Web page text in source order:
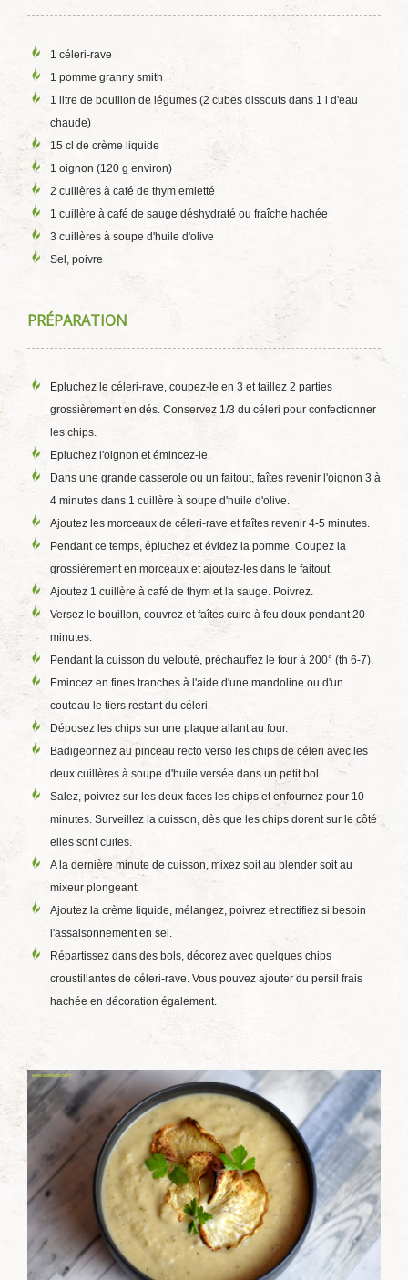
1 céleri-rave
1 pomme granny smith
1 litre de bouillon de légumes (2 cubes dissouts dans 1 l d'eau
chaude)
15 cl de crème liquide
1 oignon (120 g environ)
2 cuillères à café de thym emietté
1 cuillère à café de sauge déshydraté ou fraîche hachée
3 cuillères à soupe d'huile d'olive
Sel, poivre
PRÉPARATION
Epluchez le céleri-rave, coupez-le en 3 et taillez 2 parties
grossièrement en dés. Conservez 1/3 du céleri pour confectionner
les chips.
Epluchez l'oignon et émincez-le.
Dans une grande casserole ou un faitout, faîtes revenir l'oignon 3 à
4 minutes dans 1 cuillère à soupe d'huile d'olive.
Ajoutez les morceaux de céleri-rave et faîtes revenir 4-5 minutes.
Pendant ce temps, épluchez et évidez la pomme. Coupez la
grossièrement en morceaux et ajoutez-les dans le faitout.
Ajoutez 1 cuillère à café de thym et la sauge. Poivrez.
Versez le bouillon, couvrez et faîtes cuire à feu doux pendant 20
minutes.
Pendant la cuisson du velouté, préchauffez le four à 200° (th 6-7).
Emincez en fines tranches à l'aide d'une mandoline ou d'un
couteau le tiers restant du céleri.
Déposez les chips sur une plaque allant au four.
Badigeonnez au pinceau recto verso les chips de céleri avec les
deux cuillères à soupe d'huile versée dans un petit bol.
Salez, poivrez sur les deux faces les chips et enfournez pour 10
minutes. Surveillez la cuisson, dès que les chips dorent sur le côté
elles sont cuites.
A la dernière minute de cuisson, mixez soit au blender soit au
mixeur plongeant.
Ajoutez la crème liquide, mélangez, poivrez et rectifiez si besoin
l'assaisonnement en sel.
Répartissez dans des bols, décorez avec quelques chips
croustillantes de céleri-rave. Vous pouvez ajouter du persil frais
hachée en décoration également.